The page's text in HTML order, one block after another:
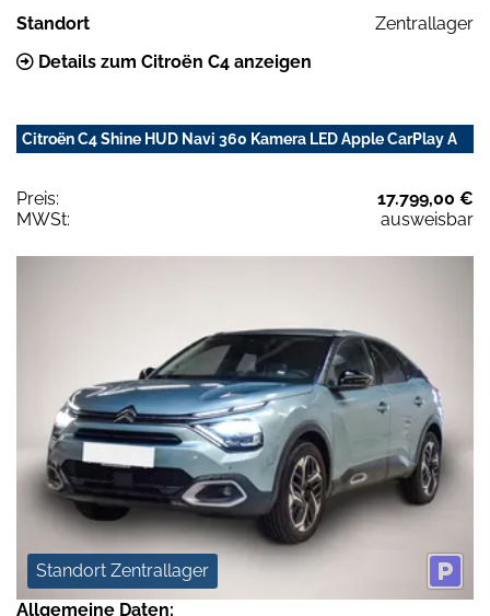
Standort
Zentrallager
Details zum Citroën C4 anzeigen
Citroën C4 Shine HUD Navi 360 Kamera LED Apple CarPlay A
Preis:
17.799,00 €
MWSt:
ausweisbar
Standort Zentrallager
Allgemeine Daten: